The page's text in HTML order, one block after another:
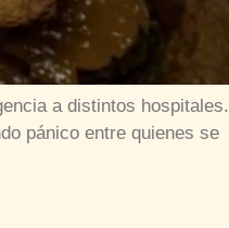
a distintos hospitales.
pánico entre quienes se